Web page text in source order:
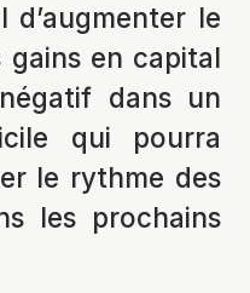
le
gains en capital
dans un
qui pourra
le rythme des
les prochains